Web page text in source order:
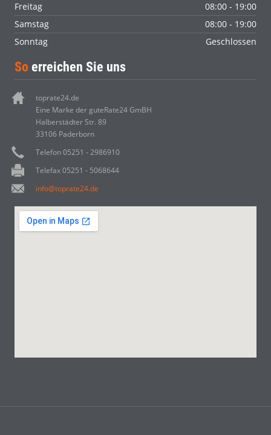
Freitag
08:00 - 19:00
Samstag
08:00 - 19:00
Sonntag
Geschlossen
So erreichen Sie uns
toprate24.de
Eine Marke der guteRate24 GmBH
Halberstädter Str. 89
33106 Paderborn
Telefon 05251 - 2986910
Telefax 05251 - 5068644
info@toprate24.de